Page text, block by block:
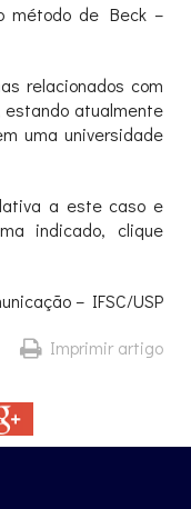
método de Beck –
relacionados com
estando atualmente
uma universidade
a este caso e
indicado, clique
– IFSC/USP
Imprimir artigo